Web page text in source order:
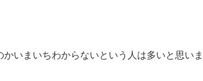
いまいちわからないという人は多いと思いま